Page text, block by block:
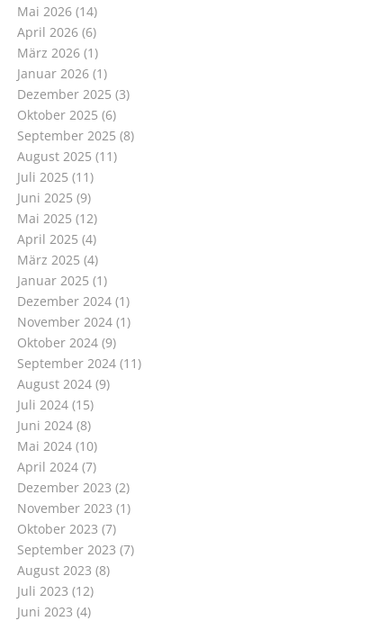
Mai 2026(14)
April 2026(6)
März 2026(1)
Januar 2026(1)
Dezember 2025 (3)
Oktober 2025 (6)
September 2025 (8)
August 2025 (11)
Juli 2025 (11)
Juni 2025 (9)
Mai 2025 (12)
April 2025 (4)
März 2025 (4)
Januar 2025 (1)
Dezember 2024(1)
November 2024(1)
Oktober 2024(9)
September 2024(11)
August 2024(9)
Juli 2024(15)
Juni 2024(8)
Mai 2024(10)
April 2024(7)
Dezember 2023 (2)
November 2023 (1)
Oktober 2023 (7)
September 2023 (7)
August 2023 (8)
Juli 2023 (12)
Juni 2023 (4)